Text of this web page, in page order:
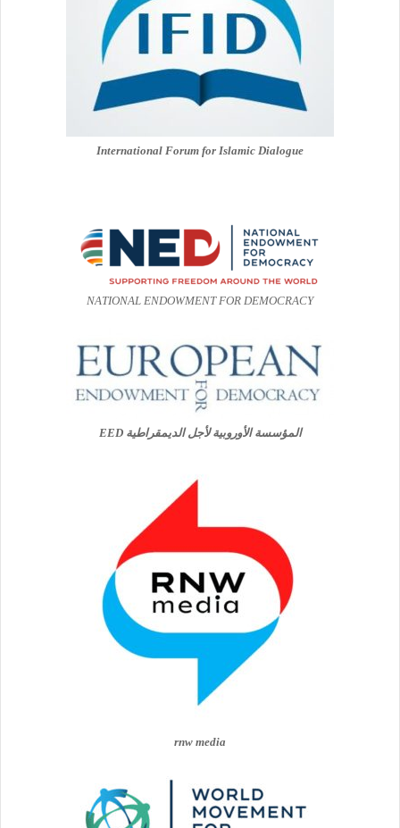
International Forum for Islamic Dialogue
NATIONAL ENDOWMENT FOR DEMOCRACY
المؤسسة الأوروبية لأجل الديمقراطية EED
rnw media